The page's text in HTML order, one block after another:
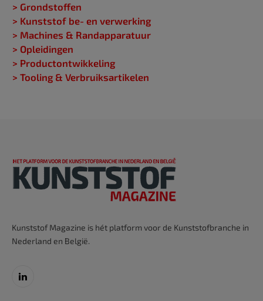
> Grondstoffen
> Kunststof be- en verwerking
> Machines & Randapparatuur
> Opleidingen
> Productontwikkeling
> Tooling & Verbruiksartikelen
Kunststof Magazine is hét platform voor de Kunststofbranche in
Nederland en België.
LinkedIn